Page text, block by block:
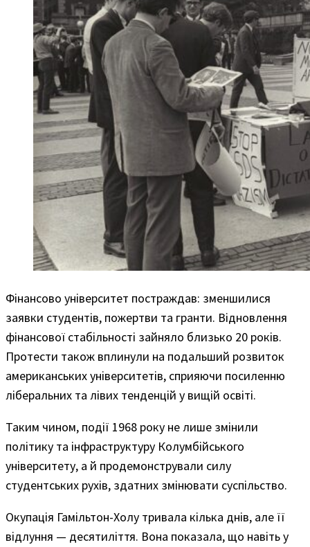
Фінансово університет постраждав: зменшилися
заявки студентів, пожертви та гранти. Відновлення
фінансової стабільності зайняло близько 20 років.
Протести також вплинули на подальший розвиток
американських університетів, сприяючи посиленню
ліберальних та лівих тенденцій у вищій освіті.
Таким чином, події 1968 року не лише змінили
політику та інфраструктуру Колумбійського
університету, а й продемонстрували силу
студентських рухів, здатних змінювати суспільство.
Окупація Гамільтон-Холу тривала кілька днів, але її
відлуння — десятиліття. Вона показала, що навіть у